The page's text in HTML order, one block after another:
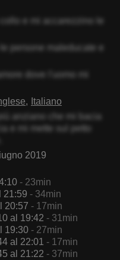
e mi accarezzino le
persone maleducate e
dove l'uomo mi
Italiano
anziano che mi bacia
e mi mette sul petto
2019
- 23min
21:59 - 34min
20:57 - 17min
al 19:42 - 31min
19:30 - 27min
al 22:01 - 17min
al 21:22 - 37min